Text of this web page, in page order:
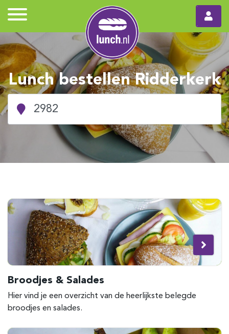
Lunch bestellen Ridderkerk
Broodjes & Salades
Hier vind je een overzicht van de heerlijkste belegde
broodjes en salades.